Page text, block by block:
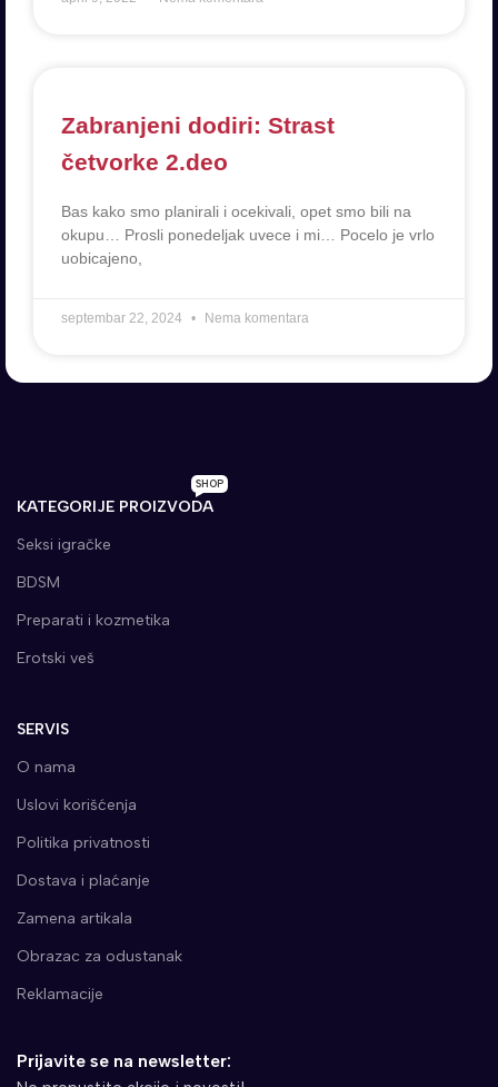
Zabranjeni dodiri: Strast
četvorke 2.deo
Bas kako smo planirali i ocekivali, opet smo bili na
okupu… Prosli ponedeljak uvece i mi… Pocelo je vrlo
uobicajeno,
septembar 22, 2024 Nema komentara
KATEGORIJE PROIZVODA
SHOP
Seksi igračke
BDSM
Preparati i kozmetika
Erotski veš
SERVIS
O nama
Uslovi korišćenja
Politika privatnosti
Dostava i plaćanje
Zamena artikala
Obrazac za odustanak
Reklamacije
Prijavite se na newsletter: